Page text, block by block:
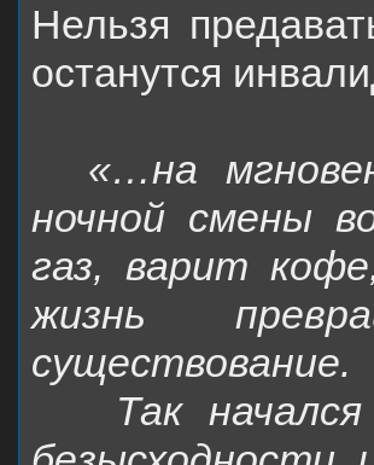
Нельзя
останутся
«…на
ночной смены
газ, варит
жизнь
существование.
Так